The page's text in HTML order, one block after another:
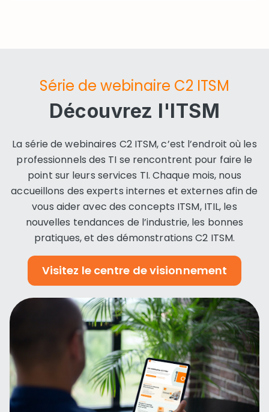
Série de webinaire C2 ITSM
Découvrez l'ITSM
La série de webinaires C2 ITSM, c’est l’endroit où les
professionnels des TI se rencontrent pour faire le
point sur leurs services TI. Chaque mois, nous
accueillons des experts internes et externes afin de
vous aider avec des concepts ITSM, ITIL, les
nouvelles tendances de l’industrie, les bonnes
pratiques, et des démonstrations C2 ITSM.
Visitez le centre de visionnement